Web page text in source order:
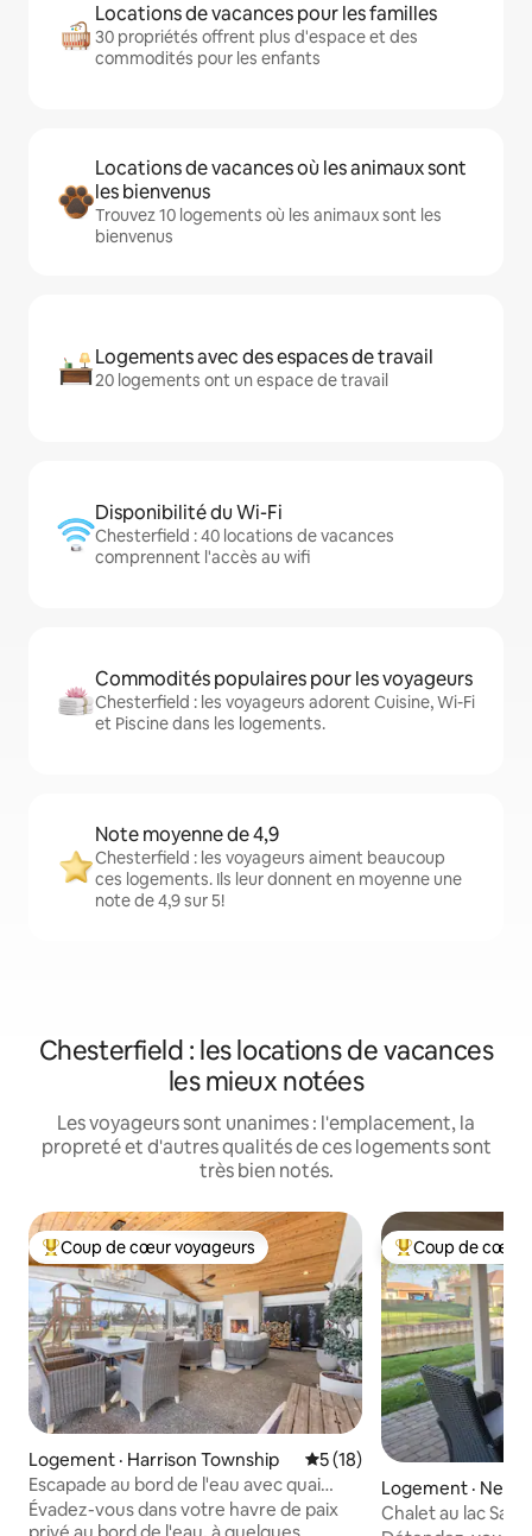
Locations de vacances pour les familles
30 propriétés offrent plus d'espace et des
commodités pour les enfants
Locations de vacances où les animaux sont
les bienvenus
Trouvez 10 logements où les animaux sont les
bienvenus
Logements avec des espaces de travail
20 logements ont un espace de travail
Disponibilité du Wi-Fi
Chesterfield : 40 locations de vacances
comprennent l'accès au wifi
Commodités populaires pour les voyageurs
Chesterfield : les voyageurs adorent Cuisine, Wi-Fi
et Piscine dans les logements.
Note moyenne de 4,9
Chesterfield : les voyageurs aiment beaucoup
ces logements. Ils leur donnent en moyenne une
note de 4,9 sur 5!
Chesterfield : les locations de vacances
les mieux notées
Les voyageurs sont unanimes : l'emplacement, la
propreté et d'autres qualités de ces logements sont
très bien notés.
Coup de cœur voyageurs parmi les plus aimés
Coup de cœur voyageurs
Logement · Harrison Township Note moyenne de 5 sur 5,
5 (18)
Escapade au bord de l'eau avec quai
privé + vue sur le coucher du soleil
Évadez-vous dans votre havre de paix
Coup de cœur
Coup de cœur
Logement · New
Chalet au lac